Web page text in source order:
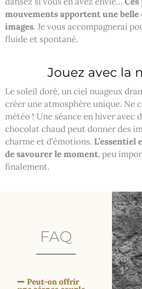
mouvements apportent une belle
images. Je vous accompagnerai
fluide et spontané.
Jouez avec la
Le soleil doré, un ciel nuageux
créer une atmosphère unique. Ne
météo ! Une séance en hiver avec
chocolat chaud peut donner des
charme et d’émotions. L’essentiel
de savourer le moment, peu
finalement.
FAQ
Peut-on offrir